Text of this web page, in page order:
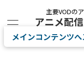
主要VODの
アニメ配
メインコンテンツ